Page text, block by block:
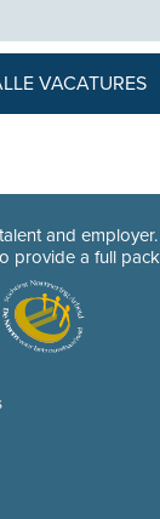
VACATURES
and
provide a full